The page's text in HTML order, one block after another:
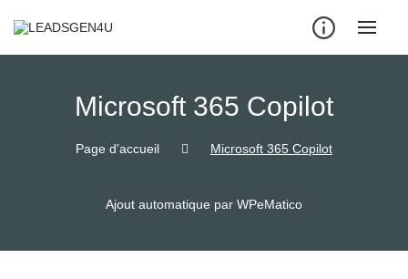
Microsoft 365 Copilot
Page d'accueil Microsoft 365 Copilot
Ajout automatique par WPeMatico